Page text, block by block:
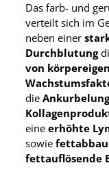
Das farb- und
verteilt sich im
neben einer
Durchblutung
von
die
eineerhöhte
sowie
fettauflösende